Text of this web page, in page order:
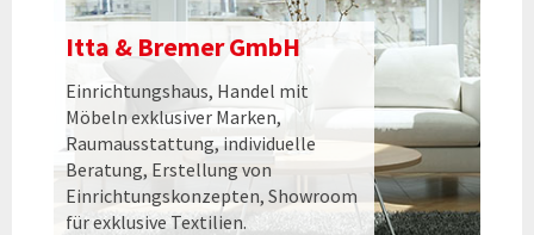
Itta & Bremer GmbH
Einrichtungshaus, Handel mit
Möbeln exklusiver Marken,
Raumausstattung, individuelle
Beratung, Erstellung von
Einrichtungskonzepten, Showroom
für exklusive Textilien.